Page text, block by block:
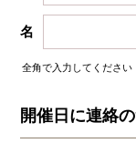
名
全角で入力してください
開催日に連絡